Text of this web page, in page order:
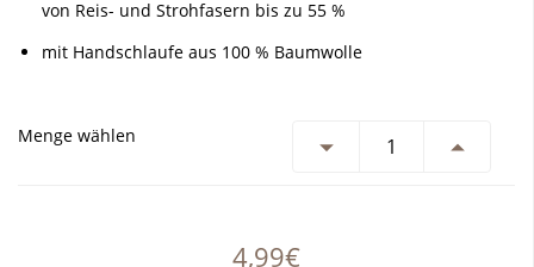
von Reis- und Strohfasern bis zu 55 %
mit Handschlaufe aus 100 % Baumwolle
Menge wählen
4,99€